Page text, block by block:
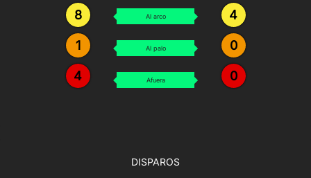
8
1
4
4
0
0
Al arco
Al palo
Afuera
DISPAROS